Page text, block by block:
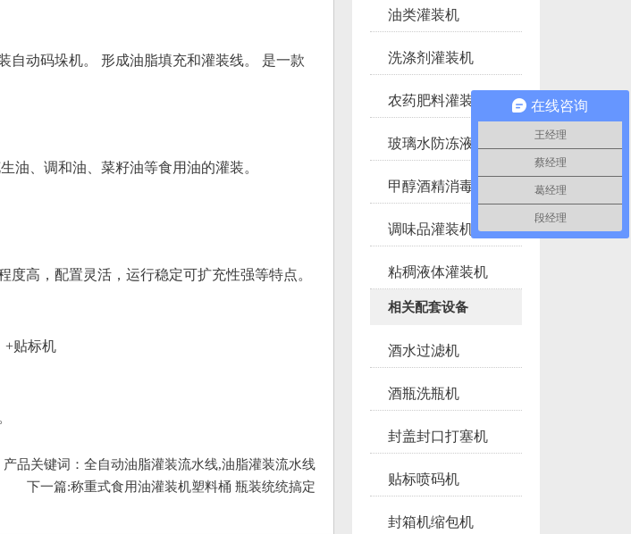
动码垛机。 形成油脂填充和灌装线。 是一款
油、调和油、菜籽油等食用油的灌装。
高，配置灵活，运行稳定可扩充性强等特点。
+贴标机
产品关键词：全自动油脂灌装流水线,油脂灌装流水线
下一篇:称重式食用油灌装机塑料桶 瓶装统统搞定
油类灌装机
洗涤剂灌装机
农药肥料灌装机
玻璃水防冻液灌装机
甲醇酒精消毒液灌装
调味品灌装机
粘稠液体灌装机
相关配套设备
酒水过滤机
酒瓶洗瓶机
封盖封口打塞机
贴标喷码机
封箱机缩包机
在线咨询
王经理
蔡经理
葛经理
段经理